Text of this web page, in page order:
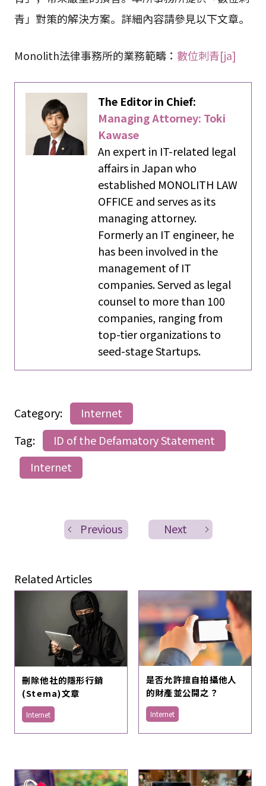
網路上散播的名譽損害和誹謗資訊已成為「數位刺
青」，帶來嚴重的損害。本所事務所提供「數位刺
青」對策的解決方案。詳細內容請參見以下文章。
Monolith法律事務所的業務範疇：數位刺青[ja]
The Editor in Chief:
Managing Attorney: Toki
Kawase
An expert in IT-related legal
affairs in Japan who
established MONOLITH LAW
OFFICE and serves as its
managing attorney.
Formerly an IT engineer, he
has been involved in the
management of IT
companies. Served as legal
counsel to more than 100
companies, ranging from
top-tier organizations to
Category:
Internet
Tag:
ID of the Defamatory Statement
Related Articles
刪除他社的隱形行銷
(Stema)文章
是否允許擅自拍攝他人
的財產並公開之？